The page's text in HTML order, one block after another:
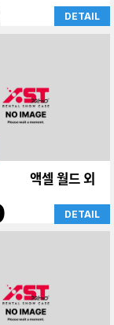
DETAIL
액셀 월드 외
DETAIL